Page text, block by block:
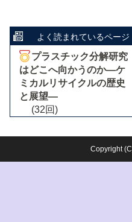
よく読まれているページ
プラスチック分解研究
はどこへ向かうのか―ケ
ミカルリサイクルの歴史
と展望―
(32回)
Copyright